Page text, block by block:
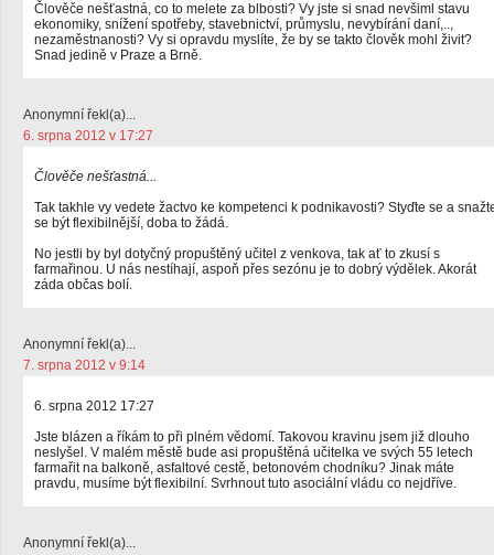
Člověče nešťastná, co to melete za blbosti? Vy jste si snad nevšiml stavu
ekonomiky, snížení spotřeby, stavebnictví, průmyslu, nevybírání daní,..,
nezaměstnanosti? Vy si opravdu myslíte, že by se takto člověk mohl živit?
Snad jedině v Praze a Brně.
Anonymní řekl(a)...
6. srpna 2012 v 17:27
Člověče nešťastná...
Tak takhle vy vedete žactvo ke kompetenci k podnikavosti? Styďte se a
se být flexibilnější, doba to žádá.
No jestli by byl dotyčný propuštěný učitel z venkova, tak ať to zkusí s
farmařinou. U nás nestíhají, aspoň přes sezónu je to dobrý výdělek. Akorát
záda občas bolí.
Anonymní řekl(a)...
7. srpna 2012 v 9:14
6. srpna 2012 17:27
Jste blázen a říkám to při plném vědomí. Takovou kravinu jsem již dlouho
neslyšel. V malém městě bude asi propuštěná učitelka ve svých 55 letech
farmařit na balkoně, asfaltové cestě, betonovém chodníku? Jinak máte
pravdu, musíme být flexibilní. Svrhnout tuto asociální vládu co nejdříve.
Anonymní řekl(a)...